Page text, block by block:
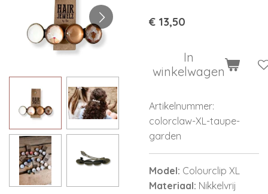
€ 13,50
In
winkelwagen
Artikelnummer:
colorclaw-XL-taupe-
garden
Model: Colourclip XL
Materiaal: Nikkelvrij